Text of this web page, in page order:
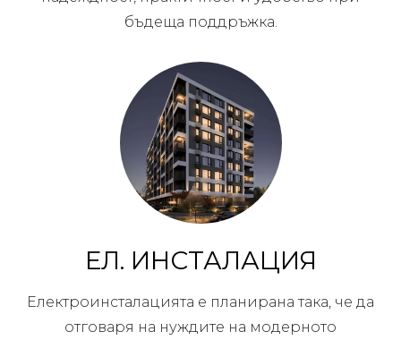
бъдеща поддръжка.
ЕЛ. ИНСТАЛАЦИЯ
Електроинсталацията е планирана така, че да
отговаря на нуждите на модерното